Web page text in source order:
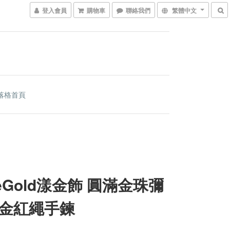
登入會員 購物車 聯絡我們 繁體中文
格首頁
漾金飾 圓滿金珠彌
紅繩手鍊